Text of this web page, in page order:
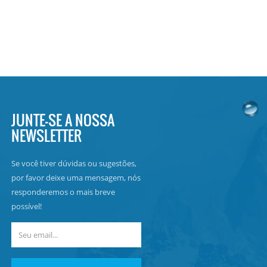
JUNTE-SE A NOSSA
NEWSLETTER
Se você tiver dúvidas ou sugestões,
por favor deixe uma mensagem, nós
responderemos o mais breve
possível!